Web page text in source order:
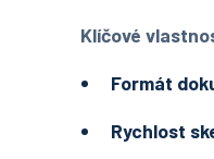
Klíčové
Formát
Rychlost